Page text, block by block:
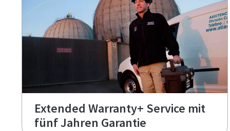
Extended Warranty+ Service mit
fünf Jahren Garantie